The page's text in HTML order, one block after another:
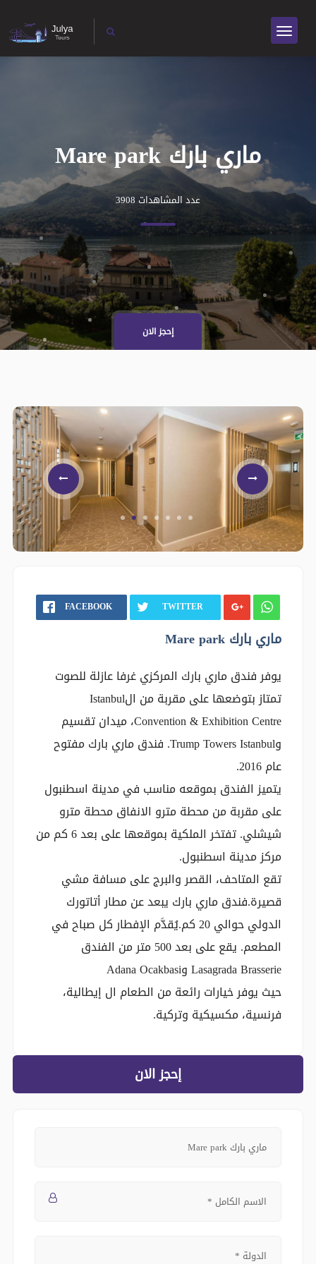
ماري بارك Mare park
عدد المشاهدات 3908
إحجز الان
FACEBOOK TWITTER
ماري بارك Mare park
يوفر فندق ماري بارك المركزي غرفا عازلة للصوت
تمتاز بتوضعها على مقربة من الIstanbul
Convention & Exhibition Centre، ميدان تقسيم
وTrump Towers Istanbul. فندق ماري بارك مفتوح
عام 2016.
يتميز الفندق بموقعه مناسب في مدينة اسطنبول
على مقربة من محطة مترو الانفاق محطة مترو
شيشلي. تفتخر الملكية بموقعها على بعد 6 كم من
مركز مدينة اسطنبول.
تقع المتاحف، القصر والبرج على مسافة مشي
قصيرة.فندق ماري بارك يبعد عن مطار أتاتورك
الدولي حوالي 20 كم.يُقدَّم الإفطار كل صباح في
المطعم. يقع على بعد 500 متر من الفندق
Lasagrada Brasserie وAdana Ocakbasi
حيث يوفر خيارات رائعة من الطعام ال إيطالية،
فرنسية، مكسيكية وتركية.
إحجز الان